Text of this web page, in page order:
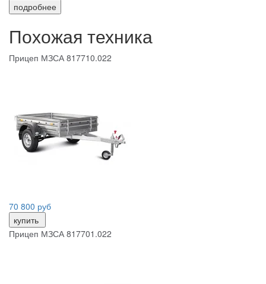
подробнее
Похожая техника
Прицеп МЗСА 817710.022
70 800 руб
купить
Прицеп МЗСА 817701.022